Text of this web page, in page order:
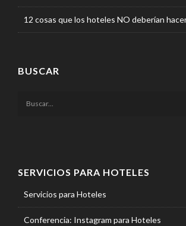
12 cosas que los hoteles NO deberían
BUSCAR
SERVICIOS PARA HOTELES
Servicios para Hoteles
Conferencia: Instagram para Hoteles